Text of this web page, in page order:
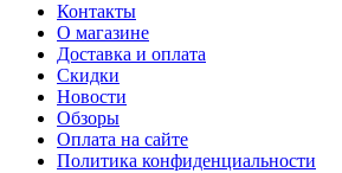
Контакты
О магазине
Доставка и оплата
Скидки
Новости
Обзоры
Оплата на сайте
Политика конфиденциальности